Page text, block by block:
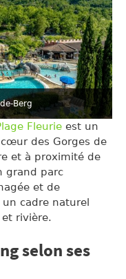
Berg
Fleurie est un
des Gorges de
et à proximité de
grand parc
et de
cadre naturel
rivière.
selon ses